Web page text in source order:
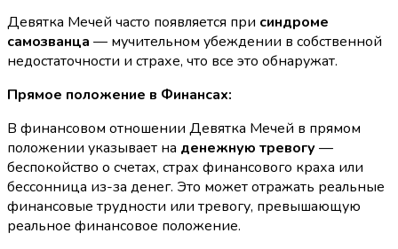
Девятка Мечей часто появляется при синдроме
самозванца — мучительном убеждении в собственной
недостаточности и страхе, что все это обнаружат.
Прямое положение в Финансах:
В финансовом отношении Девятка Мечей в прямом
положении указывает на денежную тревогу—
беспокойство о счетах, страх финансового краха или
бессонница из-за денег. Это может отражать реальные
финансовые трудности или тревогу, превышающую
реальное финансовое положение.